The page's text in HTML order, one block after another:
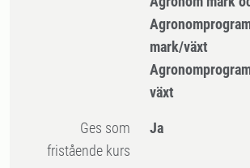
mark/växt
växt
Ges som
fristående kurs
Ja